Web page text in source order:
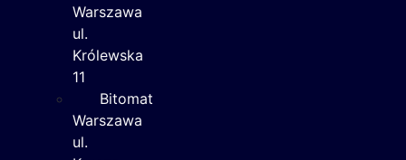
Warszawa
ul.
Królewska
11
Bitomat
Warszawa
ul.